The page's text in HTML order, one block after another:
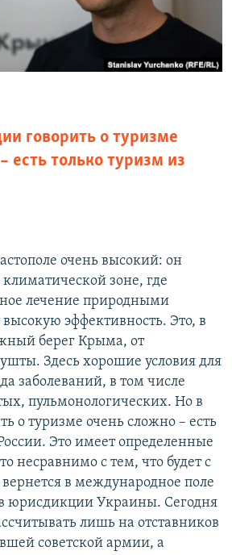
говорить о туризме
есть только туризм из
очень высокий: он
зоне, где
лечение природными
эффективность. Это, в
берег Крыма, от
Здесь хорошие условия для
заболеваний, в том числе
пульмонологических. Но в
о туризме очень сложно – есть
Это имеет определенные
несравнимо с тем, что будет с
в международное поле
юрисдикции Украины. Сегодня
лишь на отставников
советской армии, а